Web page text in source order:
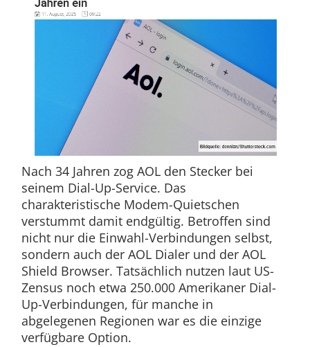
Nach 34 Jahren zog AOL den Stecker bei
seinem Dial-Up-Service. Das
charakteristische Modem-Quietschen
verstummt damit endgültig. Betroffen sind
nicht nur die Einwahl-Verbindungen selbst,
sondern auch der AOL Dialer und der AOL
Shield Browser. Tatsächlich nutzen laut US-
Zensus noch etwa 250.000 Amerikaner Dial-
Up-Verbindungen, für manche in
abgelegenen Regionen war es die einzige
verfügbare Option.